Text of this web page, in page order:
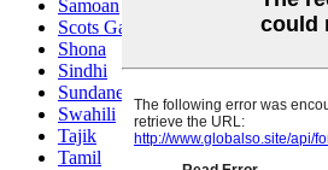
Samoan
Scots Gaelic
Shona
Sindhi
Sundanese
Swahili
Tajik
Tamil